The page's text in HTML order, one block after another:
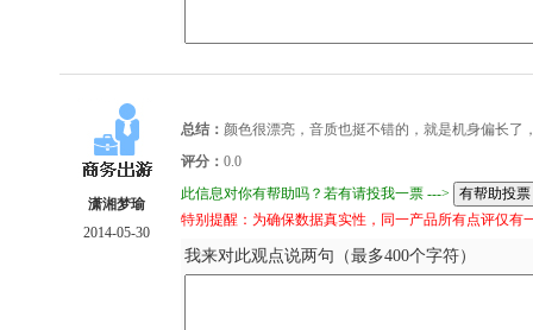
潇湘梦瑜
2014-05-30
总结： 颜色很漂亮，音质也挺不错的，就是机身偏长了
评分： 0.0
此信息对你有帮助吗？若有请投我一票 --->
特别提醒：为确保数据真实性，同一产品所有点评仅有
我来对此观点说两句（最多400个字符）